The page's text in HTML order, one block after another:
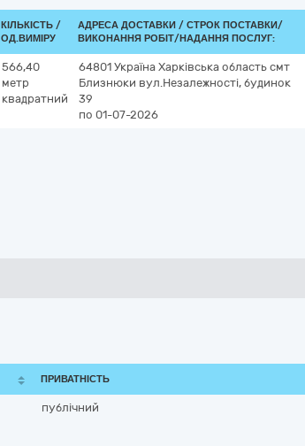
КІЛЬКІСТЬ /
ОД.ВИМІРУ
АДРЕСА ДОСТАВКИ / СТРОК ПОСТАВКИ/
ВИКОНАННЯ РОБІТ/НАДАННЯ ПОСЛУГ:
566,40
метр
квадратний
64801 Україна Харківська область смт
Близнюки вул.Незалежності, будинок
39
по 01-07-2026
ПРИВАТНІСТЬ
публічний